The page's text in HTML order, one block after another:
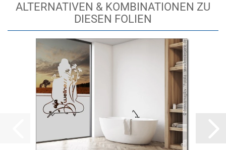
ALTERNATIVEN & KOMBINATIONEN ZU
DIESEN FOLIEN